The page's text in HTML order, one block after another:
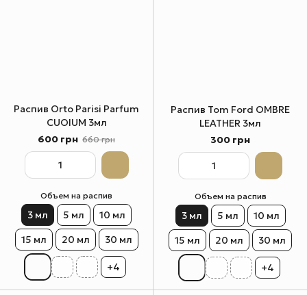
Распив Orto Parisi Parfum
CUOIUM 3мл
600 грн 660 грн
Объем на распив
3 мл 5 мл
10 мл
15 мл
20 мл 30 мл
+4
Распив Tom Ford OMBRE
LEATHER 3мл
300 грн
Объем на распив
3 мл 5 мл
10 мл
15 мл
20 мл 30 мл
+4